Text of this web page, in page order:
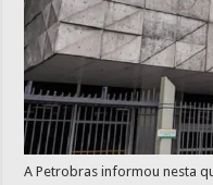
A Petrobras informou nesta